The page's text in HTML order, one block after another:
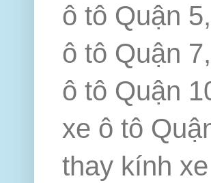
ô tô Quận
ô tô Quận
ô tô Quận
xe ô tô
thay kính